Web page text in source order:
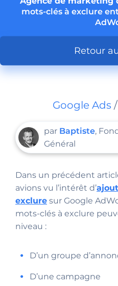
mots-clés à exclure
Retour
Google Ads
par Baptiste,
Général
Dans un précédent
avions vu l’intérêt d’
exclure sur Google
mots-clés à exclure
niveau :
D’un groupe
D’une campagne